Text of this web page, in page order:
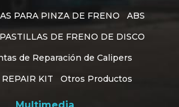
PARA PINZA DE FRENO
ABS
DE FRENO DE DISCO
de Reparación de Calipers
KIT
Otros Productos